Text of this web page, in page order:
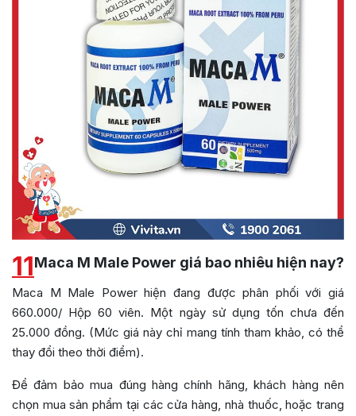
11Maca M Male Power giá bao nhiêu hiện nay?
Maca M Male Power hiện đang được phân phối với giá
660.000/ Hộp 60 viên. Một ngày sử dụng tốn chưa đến
25.000 đồng. (Mức giá này chỉ mang tính tham khảo, có thể
thay đổi theo thời điểm).
Để đảm bảo mua đúng hàng chính hãng, khách hàng nên
chọn mua sản phẩm tại các cửa hàng, nhà thuốc, hoặc trang